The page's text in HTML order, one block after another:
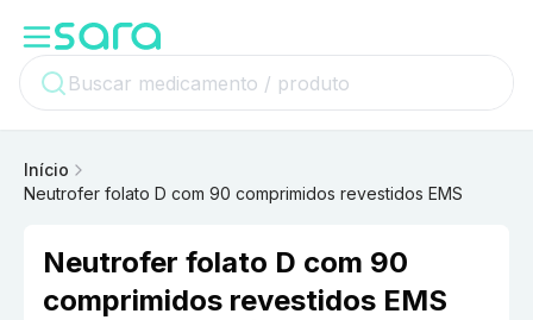
Início
Neutrofer folato D com 90 comprimidos revestidos EMS
Neutrofer folato D com 90
comprimidos revestidos EMS